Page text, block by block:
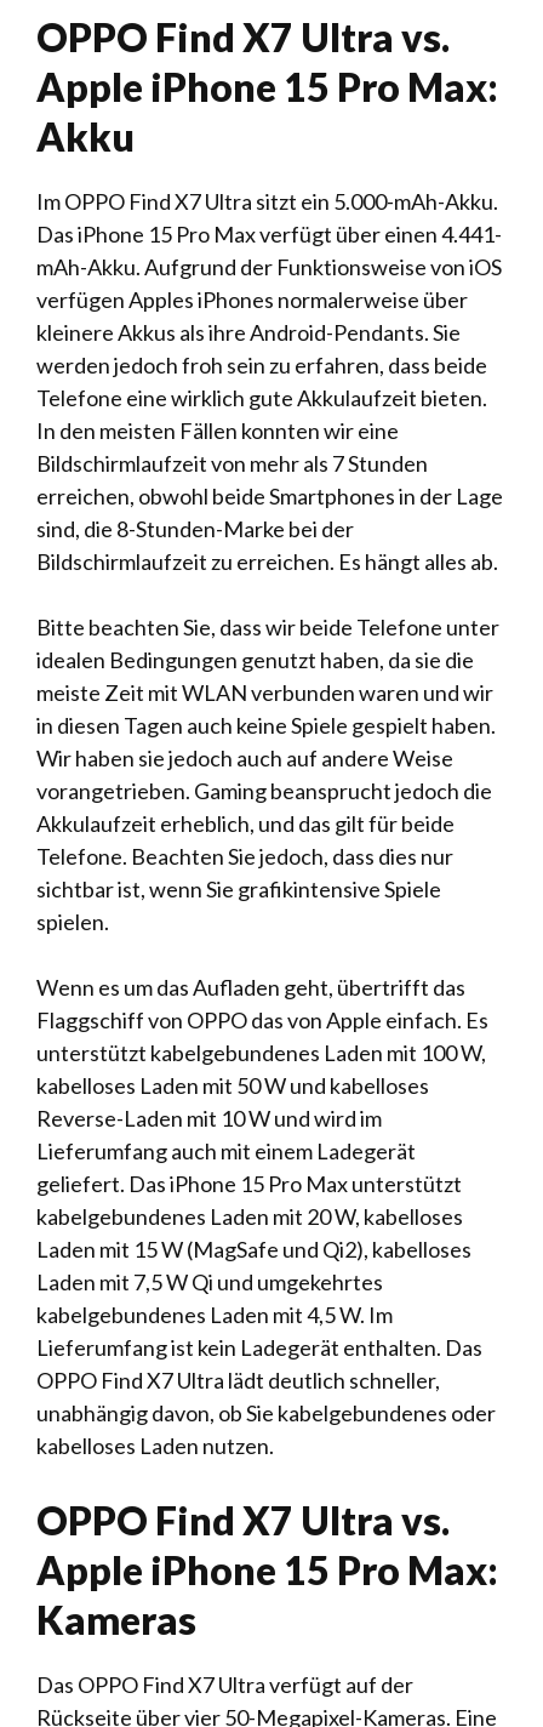
OPPO Find X7 Ultra vs.
Apple iPhone 15 Pro Max:
Akku
Im OPPO Find X7 Ultra sitzt ein 5.000-mAh-Akku.
Das iPhone 15 Pro Max verfügt über einen 4.441-
mAh-Akku. Aufgrund der Funktionsweise von iOS
verfügen Apples iPhones normalerweise über
kleinere Akkus als ihre Android-Pendants. Sie
werden jedoch froh sein zu erfahren, dass beide
Telefone eine wirklich gute Akkulaufzeit bieten.
In den meisten Fällen konnten wir eine
Bildschirmlaufzeit von mehr als 7 Stunden
erreichen, obwohl beide Smartphones in der Lage
sind, die 8-Stunden-Marke bei der
Bildschirmlaufzeit zu erreichen. Es hängt alles ab.
Bitte beachten Sie, dass wir beide Telefone unter
idealen Bedingungen genutzt haben, da sie die
meiste Zeit mit WLAN verbunden waren und wir
in diesen Tagen auch keine Spiele gespielt haben.
Wir haben sie jedoch auch auf andere Weise
vorangetrieben. Gaming beansprucht jedoch die
Akkulaufzeit erheblich, und das gilt für beide
Telefone. Beachten Sie jedoch, dass dies nur
sichtbar ist, wenn Sie grafikintensive Spiele
spielen.
Wenn es um das Aufladen geht, übertrifft das
Flaggschiff von OPPO das von Apple einfach. Es
unterstützt kabelgebundenes Laden mit 100 W,
kabelloses Laden mit 50 W und kabelloses
Reverse-Laden mit 10 W und wird im
Lieferumfang auch mit einem Ladegerät
geliefert. Das iPhone 15 Pro Max unterstützt
kabelgebundenes Laden mit 20 W, kabelloses
Laden mit 15 W (MagSafe und Qi2), kabelloses
Laden mit 7,5 W Qi und umgekehrtes
kabelgebundenes Laden mit 4,5 W. Im
Lieferumfang ist kein Ladegerät enthalten. Das
OPPO Find X7 Ultra lädt deutlich schneller,
unabhängig davon, ob Sie kabelgebundenes oder
kabelloses Laden nutzen.
OPPO Find X7 Ultra vs.
Apple iPhone 15 Pro Max:
Kameras
Das OPPO Find X7 Ultra verfügt auf der
Rückseite über vier 50-Megapixel-Kameras. Eine